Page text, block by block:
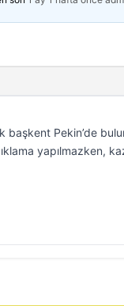
başkent Pekin’de
yapılmazken,